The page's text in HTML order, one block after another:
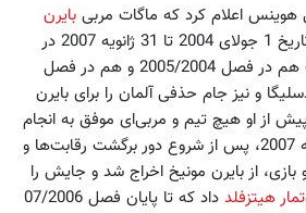
بایرن
شده است. وی از تاریخ 1 جولای 2004 تا 31 ژانویه 2007 در
این تیم بود. در این مدت هم در فصل 2005/2004 و هم در فصل
بوندسلیگا و نیز جام حذفی آلمان را برای بایرن
از او هیچ تیم و مربی‌ای موفق به انجام
آن نشده بود. در 31 ژانویه 2007، پس از شروع دور برگشت رقابت‌ها و
از بایرن مونیخ اخراج شد و جایش را
هیتزفلد
داد که تا پایان فصل 07/2006